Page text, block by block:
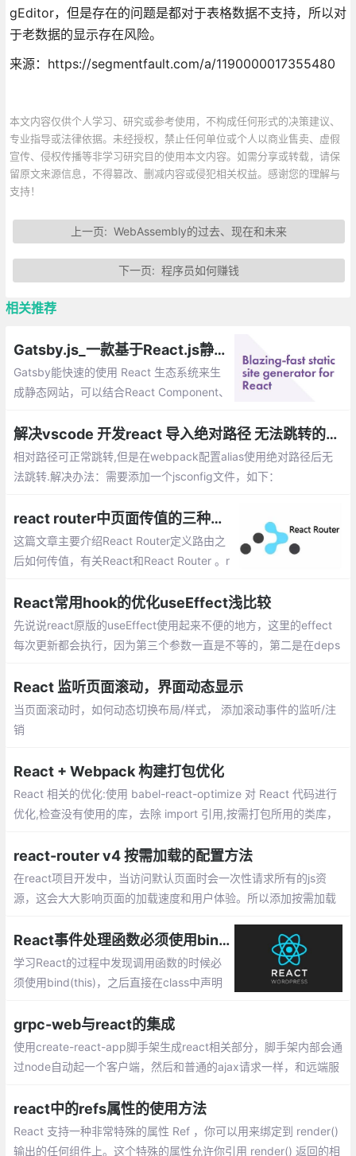
gEditor，但是存在的问题是都对于表格数据不支持，所以对
于老数据的显示存在风险。
来源：https://segmentfault.com/a/1190000017355480
本文内容仅供个人学习、研究或参考使用，不构成任何形式的决策建议、
专业指导或法律依据。未经授权，禁止任何单位或个人以商业售卖、虚假
宣传、侵权传播等非学习研究目的使用本文内容。如需分享或转载，请保
留原文来源信息，不得篡改、删减内容或侵犯相关权益。感谢您的理解与
支持！
上一页: WebAssembly的过去、现在和未来
下一页: 程序员如何赚钱
相关推荐
Gatsby.js_一款基于React.js静态站点生成工具
Gatsby能快速的使用 React 生态系统来生
成静态网站，可以结合React Component、
成让他更强大。
解决vscode 开发react 导入绝对路径 无法跳转的问题
相对路径可正常跳转,但是在webpack配置alias使用绝对路径后无
法跳转.解决办法：需要添加一个jsconfig文件，如下：
react router中页面传值的三种方法
这篇文章主要介绍React Router定义路由之
后如何传值，有关React和React Router 。r
params、query、state
React常用hook的优化useEffect浅比较
先说说react原版的useEffect使用起来不便的地方，这里的effect
每次更新都会执行，因为第三个参数一直是不等的，第二是在deps
React 监听页面滚动，界面动态显示
当页面滚动时，如何动态切换布局/样式， 添加滚动事件的监听/注
销
React + Webpack 构建打包优化
React 相关的优化:使用 babel-react-optimize 对 React 代码进行
优化,检查没有使用的库，去除 import 引用,按需打包所用的类库，
面：构建速度慢,打包后的文件体积过大
react-router v4 按需加载的配置方法
在react项目开发中，当访问默认页面时会一次性请求所有的js资
源，这会大大影响页面的加载速度和用户体验。所以添加按需加载
React事件处理函数必须使用bind(this)的原因
学习React的过程中发现调用函数的时候必
须使用bind(this)，之后直接在class中声明
行了一番查阅，总结如下。
grpc-web与react的集成
使用create-react-app脚手架生成react相关部分，脚手架内部会通
过node自动起一个客户端，然后和普通的ajax请求一样，和远端服
求，远端采用docker容器的node服务器，node服务器端使用envo
y作为代理
react中的refs属性的使用方法
React 支持一种非常特殊的属性 Ref ，你可以用来绑定到 render()
输出的任何组件上。这个特殊的属性允许你引用 render() 返回的相